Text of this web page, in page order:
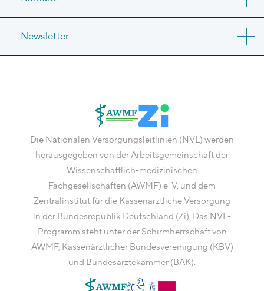
Newsletter
Die Nationalen Versorgungsleitlinien (NVL) werden
herausgegeben von der Arbeitsgemeinschaft der
Wissenschaftlich-medizinischen
Fachgesellschaften (AWMF) e. V. und dem
Zentralinstitut für die Kassenärztliche Versorgung
in der Bundesrepublik Deutschland (Zi). Das NVL-
Programm steht unter der Schirmherrschaft von
AWMF, Kassenärztlicher Bundesvereinigung (KBV)
und Bundesärztekammer (BÄK).